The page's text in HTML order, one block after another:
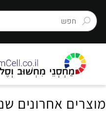
אחרונים שנצפו